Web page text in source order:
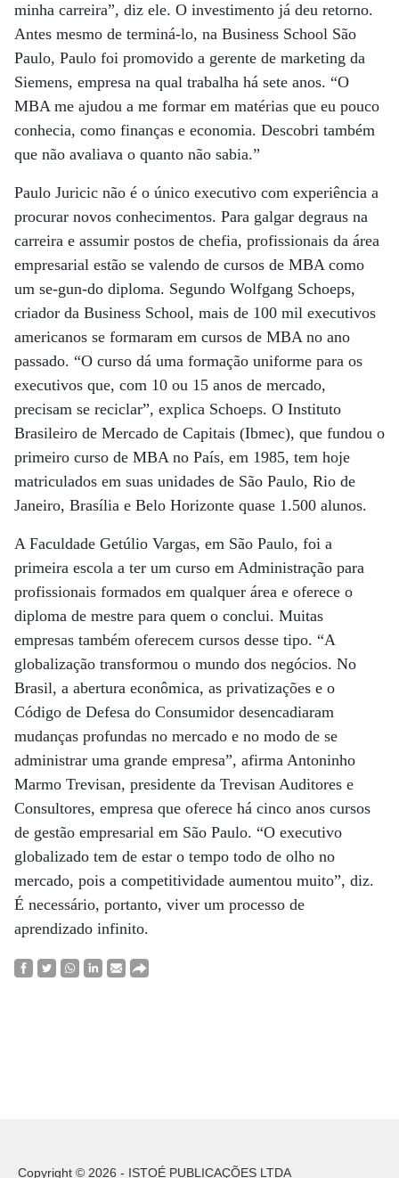
minha carreira”, diz ele. O investimento já deu retorno.
Antes mesmo de terminá-lo, na Business School São
Paulo, Paulo foi promovido a gerente de marketing da
Siemens, empresa na qual trabalha há sete anos. “O
MBA me ajudou a me formar em matérias que eu pouco
conhecia, como finanças e economia. Descobri também
que não avaliava o quanto não sabia.”
Paulo Juricic não é o único executivo com experiência a
procurar novos conhecimentos. Para galgar degraus na
carreira e assumir postos de chefia, profissionais da área
empresarial estão se valendo de cursos de MBA como
um se-gun-do diploma. Segundo Wolfgang Schoeps,
criador da Business School, mais de 100 mil executivos
americanos se formaram em cursos de MBA no ano
passado. “O curso dá uma formação uniforme para os
executivos que, com 10 ou 15 anos de mercado,
precisam se reciclar”, explica Schoeps. O Instituto
Brasileiro de Mercado de Capitais (Ibmec), que fundou o
primeiro curso de MBA no País, em 1985, tem hoje
matriculados em suas unidades de São Paulo, Rio de
Janeiro, Brasília e Belo Horizonte quase 1.500 alunos.
A Faculdade Getúlio Vargas, em São Paulo, foi a
primeira escola a ter um curso em Administração para
profissionais formados em qualquer área e oferece o
diploma de mestre para quem o conclui. Muitas
empresas também oferecem cursos desse tipo. “A
globalização transformou o mundo dos negócios. No
Brasil, a abertura econômica, as privatizações e o
Código de Defesa do Consumidor desencadiaram
mudanças profundas no mercado e no modo de se
administrar uma grande empresa”, afirma Antoninho
Marmo Trevisan, presidente da Trevisan Auditores e
Consultores, empresa que oferece há cinco anos cursos
de gestão empresarial em São Paulo. “O executivo
globalizado tem de estar o tempo todo de olho no
mercado, pois a competitividade aumentou muito”, diz.
É necessário, portanto, viver um processo de
aprendizado infinito.
Copyright © 2026 - ISTOÉ PUBLICAÇÕES LTDA